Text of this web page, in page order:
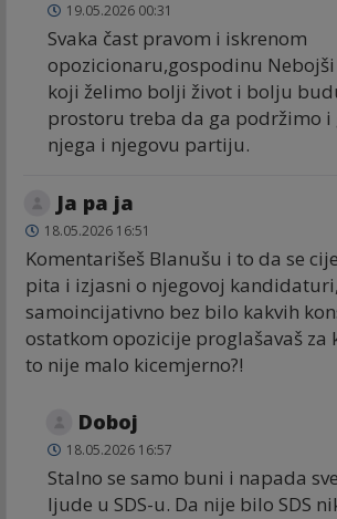
19.05.2026 00:31
Svaka čast pravom i iskrenom
opozicionaru,gospodinu Nebojši
koji želimo bolji život i bolju
prostoru treba da ga podržimo i
njega i njegovu partiju.
Ja pa ja
18.05.2026 16:51
Komentarišeš Blanušu i to da se
pita i izjasni o njegovoj
samoincijativno bez bilo kakvih
ostatkom opozicije proglašavaš za
to nije malo kicemjerno?!
Doboj
18.05.2026 16:57
Stalno se samo buni i napada
ljude u SDS-u. Da nije bilo SDS